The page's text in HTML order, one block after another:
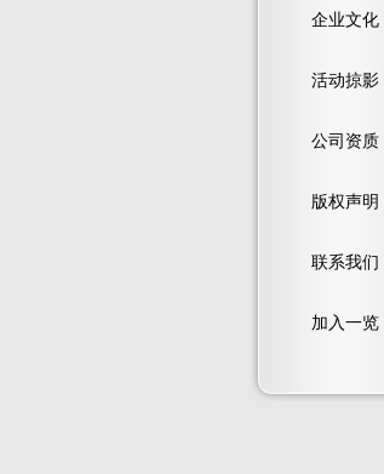
企业文化
活动掠影
公司资质
版权声明
联系我们
加入一览